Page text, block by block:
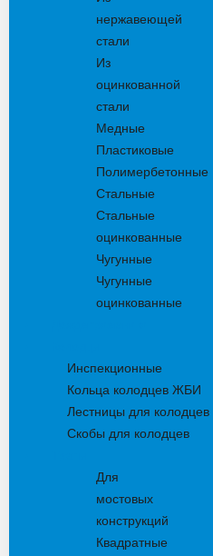
нержавеющей
стали
Из
оцинкованной
стали
Медные
Пластиковые
Полимербетонные
Стальные
Стальные
оцинкованные
Чугунные
Чугунные
оцинкованные
Инспекционные
Кольца колодцев ЖБИ
Лестницы для колодцев
Скобы для колодцев
Для
мостовых
конструкций
Квадратные